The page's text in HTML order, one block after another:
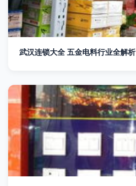
武汉连锁大全 五金电料行业全解析